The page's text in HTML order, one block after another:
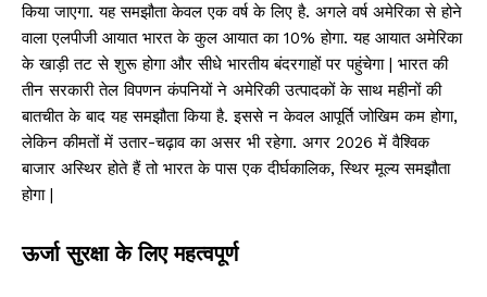
किया जाएगा. यह समझौता केवल एक वर्ष के लिए है. अगले वर्ष अमेरिका से होने
वाला एलपीजी आयात भारत के कुल आयात का 10% होगा. यह आयात अमेरिका
के खाड़ी तट से शुरू होगा और सीधे भारतीय बंदरगाहों पर पहुंचेगा | भारत की
तीन सरकारी तेल विपणन कंपनियों ने अमेरिकी उत्पादकों के साथ महीनों की
बातचीत के बाद यह समझौता किया है. इससे न केवल आपूर्ति जोखिम कम होगा,
लेकिन कीमतों में उतार-चढ़ाव का असर भी रहेगा. अगर 2026 में वैश्विक
बाजार अस्थिर होते हैं तो भारत के पास एक दीर्घकालिक, स्थिर मूल्य समझौता
होगा |
ऊर्जा सुरक्षा के लिए महत्वपूर्ण